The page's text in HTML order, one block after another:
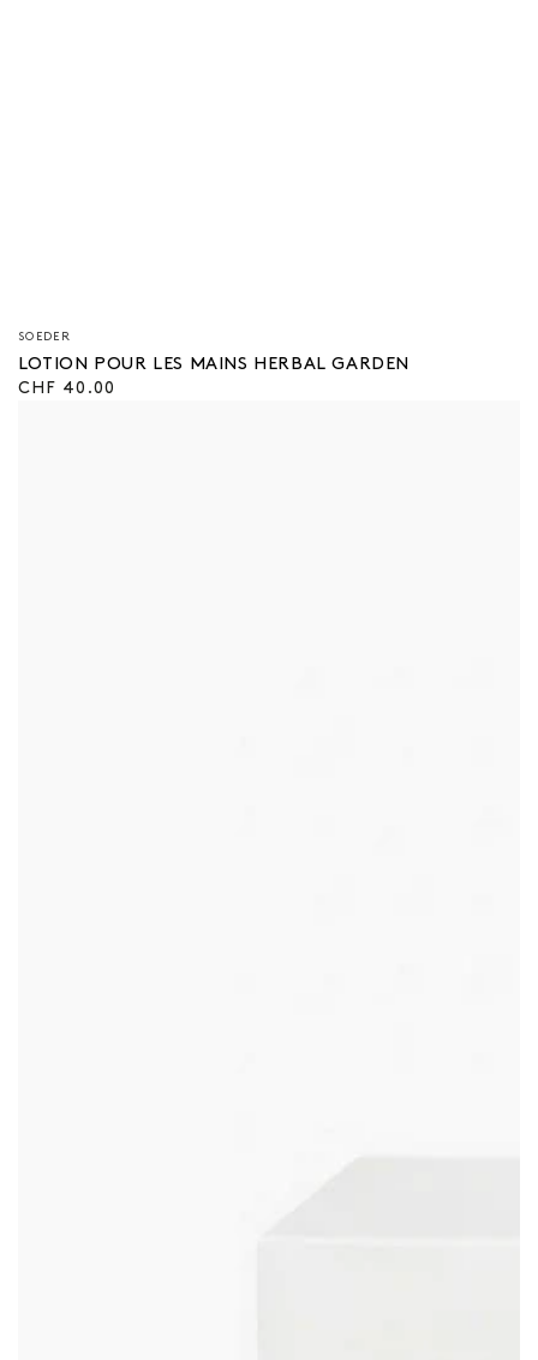
Vendeur/vendeuse
:
SOEDER
LOTION POUR LES MAINS HERBAL GARDEN
Prix
CHF 40.00